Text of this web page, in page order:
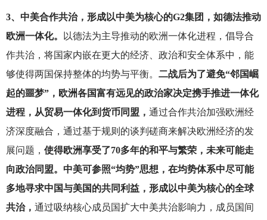
3、中美合作共治，形成以中美为核心的G2集团，如德法推动
欧洲一体化。
以德法为主导推动的欧洲一体化进程，倡导合
作共治，将国家内嵌在更大的经济、政治和安全体系中，能
够使得两国保持整体的均势与平衡。 二战后为了避免“邻国崛
起的噩梦”，欧洲各国富有远见的政治家决定携手推进一体化
进程，从贸易一体化到货币同盟， 通过合作共治加强欧洲经
济深度融合，通过基于规则的谈判磋商来解决欧洲经济的发
展问题， 使得欧洲享受了70多年的和平与繁荣，未来可能走
向政治同盟。中美可参照“均势”思想，在均势体系中尽可能
多地寻求中国与美国的共同利益，形成以中美为核心的全球
共治， 通过吸纳核心成员国扩大中美共治影响力，成员国间